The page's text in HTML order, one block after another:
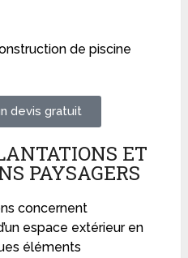
de piscine
devis gratuit
ET
PAYSAGERS
concernent
espace extérieur en
éléments